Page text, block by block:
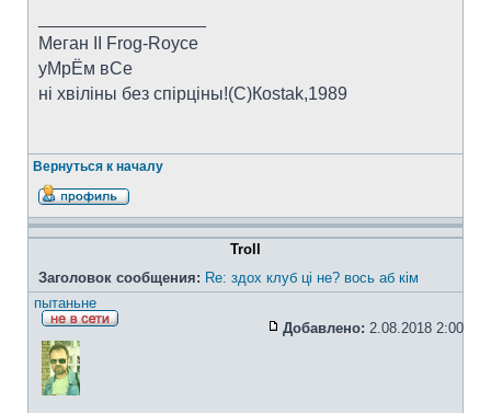
Меган II Frog-Royce
уМрЁм вСе
ні хвіліны без спірціны!(C)Коstak,1989
Вернуться к началу
Troll
Заголовок сообщения: Re: здох клуб ці не? вось аб кім
пытаньне
Добавлено: 2.08.2018 2:00